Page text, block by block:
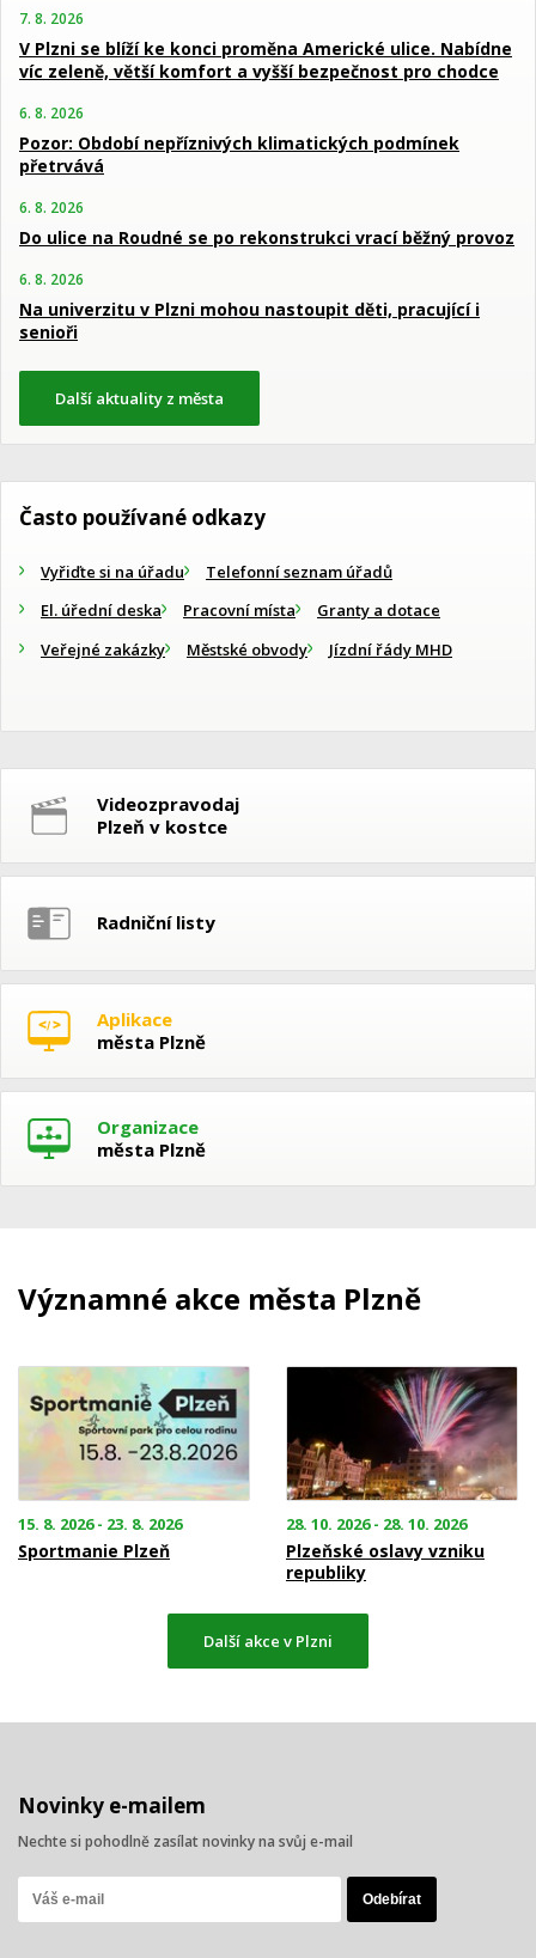
7. 8. 2026
V Plzni se blíží ke konci proměna Americké ulice. Nabídne
víc zeleně, větší komfort a vyšší bezpečnost pro chodce
6. 8. 2026
Pozor: Období nepříznivých klimatických podmínek
přetrvává
6. 8. 2026
Do ulice na Roudné se po rekonstrukci vrací běžný provoz
6. 8. 2026
Na univerzitu v Plzni mohou nastoupit děti, pracující i
senioři
Další aktuality z města
Často používané odkazy
Vyřiďte si na úřadu
Telefonní seznam úřadů
El. úřední deska
Pracovní místa
Granty a dotace
Veřejné zakázky
Městské obvody Jízdní řády MHD
Videozpravodaj
Plzeň v kostce
Radniční listy
Aplikace
města Plzně
Organizace
města Plzně
Významné akce města Plzně
15. 8. 2026 - 23. 8. 2026
Sportmanie Plzeň
28. 10. 2026 - 28. 10. 2026
Plzeňské oslavy vzniku
republiky
Další akce v Plzni
Novinky e-mailem
Nechte si pohodlně zasílat novinky na svůj e-mail